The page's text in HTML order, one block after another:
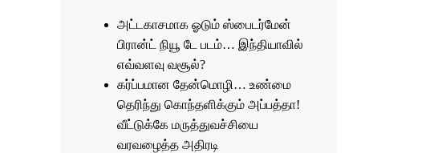
அட்டகாசமாக ஓடும் ஸ்பைடர்மேன்
பிரான்ட் நியூ டே படம்… இந்தியாவில்
எவ்வளவு வசூல்?
கர்ப்பமான தேன்மொழி… உண்மை
தெரிந்து கொந்தளிக்கும் அப்பத்தா!
வீட்டுக்கே மருத்துவச்சியை
வரவழைத்த அதிரடி